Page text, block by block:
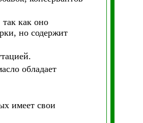
как оно
но содержит
обладает
имеет свои